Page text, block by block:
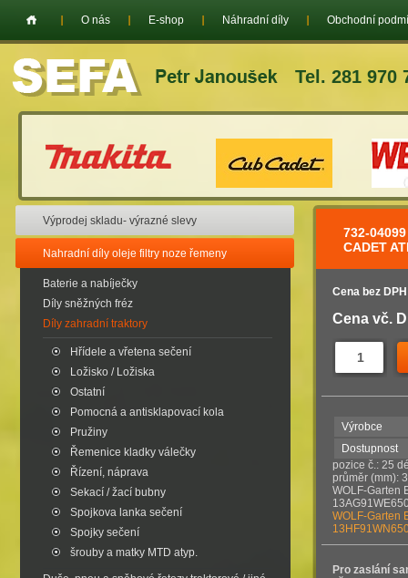
Tel. 281 970
O nás E-shop Náhradní díly Obchodní
Výprodej skladu- výrazné slevy
Nahradní díly oleje filtry noze řemeny
Baterie a nabíječky
Díly sněžných fréz
Díly zahradní traktory
Hřídele a vřetena sečení
Ložisko / Ložiska
Ostatní
Pomocná a antisklapovací kola
Pružiny
Řemenice kladky válečky
Řízení, náprava
Sekací / žací bubny
Spojkova lanka sečení
Spojky sečení
šrouby a matky MTD atyp.
732-
CADET
Cena bez
Cena vč.
Výrobce
Dostupnost
pozice č.: 25
průměr (mm):
WOLF-Garten
WOLF-Garten
Pro zaslání